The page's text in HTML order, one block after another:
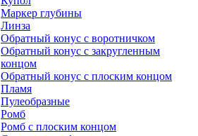
Маркер глубины
Линза
Обратный конус с воротничком
Обратный конус с закругленным
концом
Обратный конус с плоским концом
Пламя
Пулеобразные
Ромб
Ромб с плоским концом